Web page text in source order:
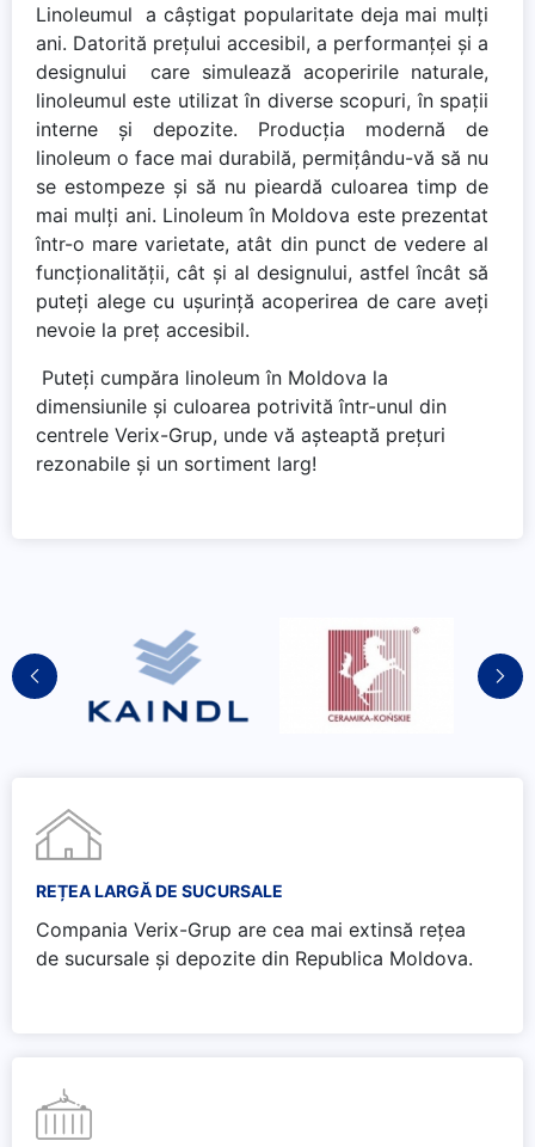
Linoleumul a câștigat popularitate deja mai mulți
ani. Datorită prețului accesibil, a performanței și a
designului care simulează acoperirile naturale,
linoleumul este utilizat în diverse scopuri, în spații
interne și depozite. Producția modernă de
linoleum o face mai durabilă, permițându-vă să nu
se estompeze și să nu pieardă culoarea timp de
mai mulți ani. Linoleum în Moldova este prezentat
într-o mare varietate, atât din punct de vedere al
funcționalității, cât și al designului, astfel încât să
puteți alege cu ușurință acoperirea de care aveți
nevoie la preț accesibil.
Puteți cumpăra linoleum în Moldova la
dimensiunile și culoarea potrivită într-unul din
centrele Verix-Grup, unde vă așteaptă prețuri
rezonabile și un sortiment larg!
REȚEA LARGĂ DE SUCURSALE
Compania Verix-Grup are cea mai extinsă rețea
de sucursale și depozite din Republica Moldova.